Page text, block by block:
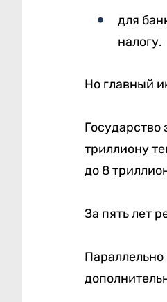
для
налогу.
Но главный
Государство
триллиону
до 8
За пять лет